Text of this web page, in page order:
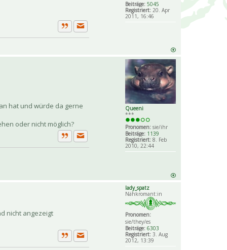
Beiträge: 5045
Registriert: 20. Apr
2011, 16:46
ZitatPrivate Nachricht senden
Queeni
***
Pronomen: sie/ihr
Beiträge: 1139
Registriert: 8. Feb
2010, 22:44
hat und würde da gerne
oder nicht möglich?
ZitatPrivate Nachricht senden
lady_spatz
Nähkromant:in
Pronomen:
sie/they/es
Beiträge: 6303
Registriert: 3. Aug
2012, 13:39
nicht angezeigt
ZitatPrivate Nachricht senden